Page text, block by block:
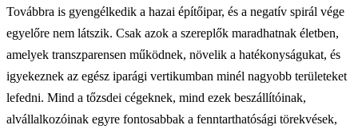
Továbbra is gyengélkedik a hazai építőipar, és a negatív spirál vége
egyelőre nem látszik. Csak azok a szereplők maradhatnak életben,
amelyek transzparensen működnek, növelik a hatékonyságukat, és
igyekeznek az egész iparági vertikumban minél nagyobb területeket
lefedni. Mind a tőzsdei cégeknek, mind ezek beszállítóinak,
alvállalkozóinak egyre fontosabbak a fenntarthatósági törekvések,